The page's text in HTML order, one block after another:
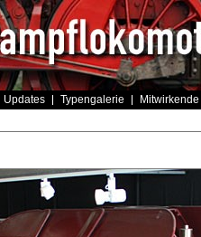
Updates Typengalerie Mitwirkende